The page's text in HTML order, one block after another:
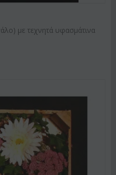
με τεχνητά υφασμάτινα